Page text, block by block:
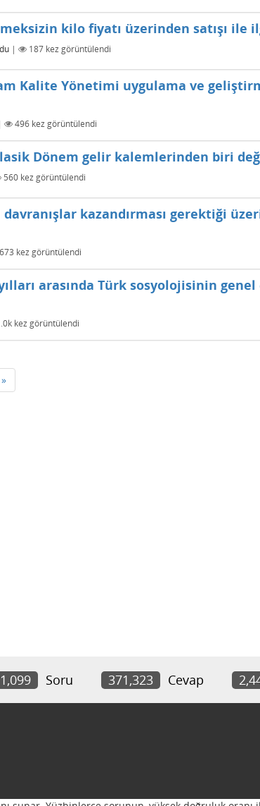
kilo fiyatı üzerinden satışı ile
| 187 kez görüntülendi
Kalite Yönetimi uygulama ve
496 kez görüntülendi
Dönem gelir kalemlerinden biri
560 kez görüntülendi
kazandırması gerektiği
673 kez görüntülendi
arasında Türk sosyolojisinin
kez görüntülendi
Soru 371,323 Cevap